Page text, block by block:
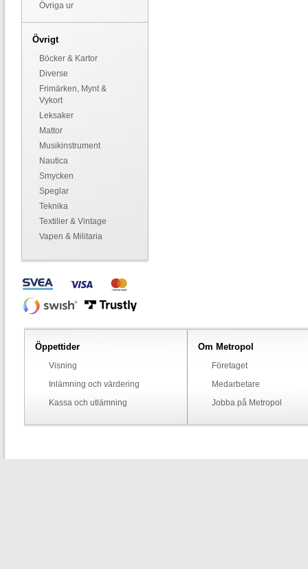
Övriga ur
Övrigt
Böcker & Kartor
Diverse
Frimärken, Mynt &
Vykort
Leksaker
Mattor
Musikinstrument
Nautica
Smycken
Speglar
Teknika
Textilier & Vintage
Vapen & Militaria
Öppettider
Visning
Inlämning och värdering
Kassa och utlämning
Om Metropol
Företaget
Medarbetare
Jobba på Metropol